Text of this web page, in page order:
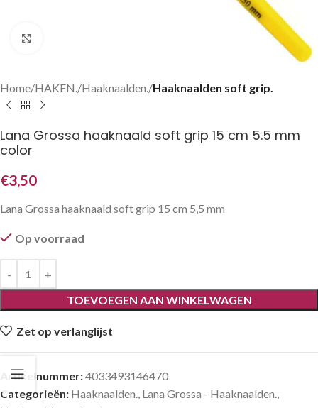
Home HAKEN. Haaknaalden. Haaknaalden soft grip.
Lana Grossa haaknaald soft grip 15 cm 5.5 mm
color
€3,50
Lana Grossa haaknaald soft grip 15 cm 5,5 mm
Op voorraad
TOEVOEGEN AAN WINKELWAGEN
Zet op verlanglijst
Artikelnummer:4033493146470
Categorieën: Haaknaalden., Lana Grossa - Haaknaalden.,